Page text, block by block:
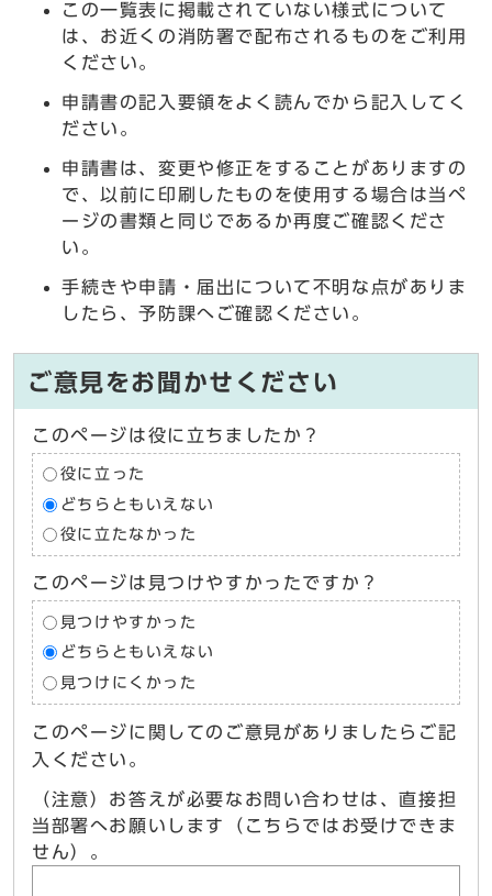
この一覧表に掲載されていない様式について
は、お近くの消防署で配布されるものをご利用
ください。
申請書の記入要領をよく読んでから記入してく
ださい。
申請書は、変更や修正をすることがありますの
で、以前に印刷したものを使用する場合は当ペ
ージの書類と同じであるか再度ご確認くださ
い。
手続きや申請・届出について不明な点がありま
したら、予防課へご確認ください。
ご意見をお聞かせください
このページは役に立ちましたか？
役に立った
どちらともいえない
役に立たなかった
このページは見つけやすかったですか？
見つけやすかった
どちらともいえない
見つけにくかった
このページに関してのご意見がありましたらご記
入ください。
（注意）お答えが必要なお問い合わせは、直接担
当部署へお願いします（こちらではお受けできま
せん）。